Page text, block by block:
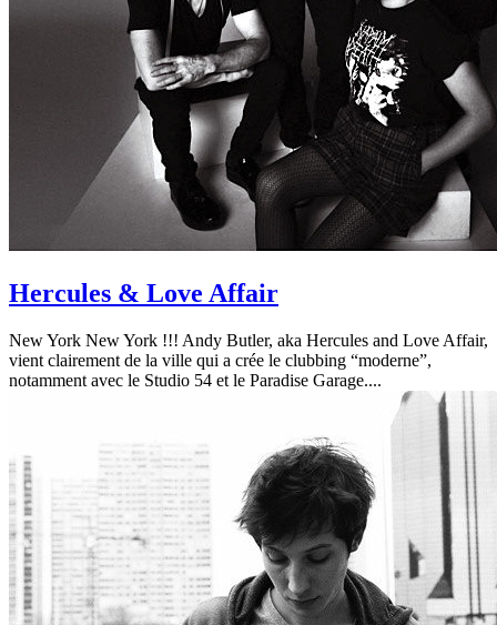
Hercules & Love Affair
New York New York !!! Andy Butler, aka Hercules and Love Affair,
vient clairement de la ville qui a crée le clubbing “moderne”,
notamment avec le Studio 54 et le Paradise Garage....